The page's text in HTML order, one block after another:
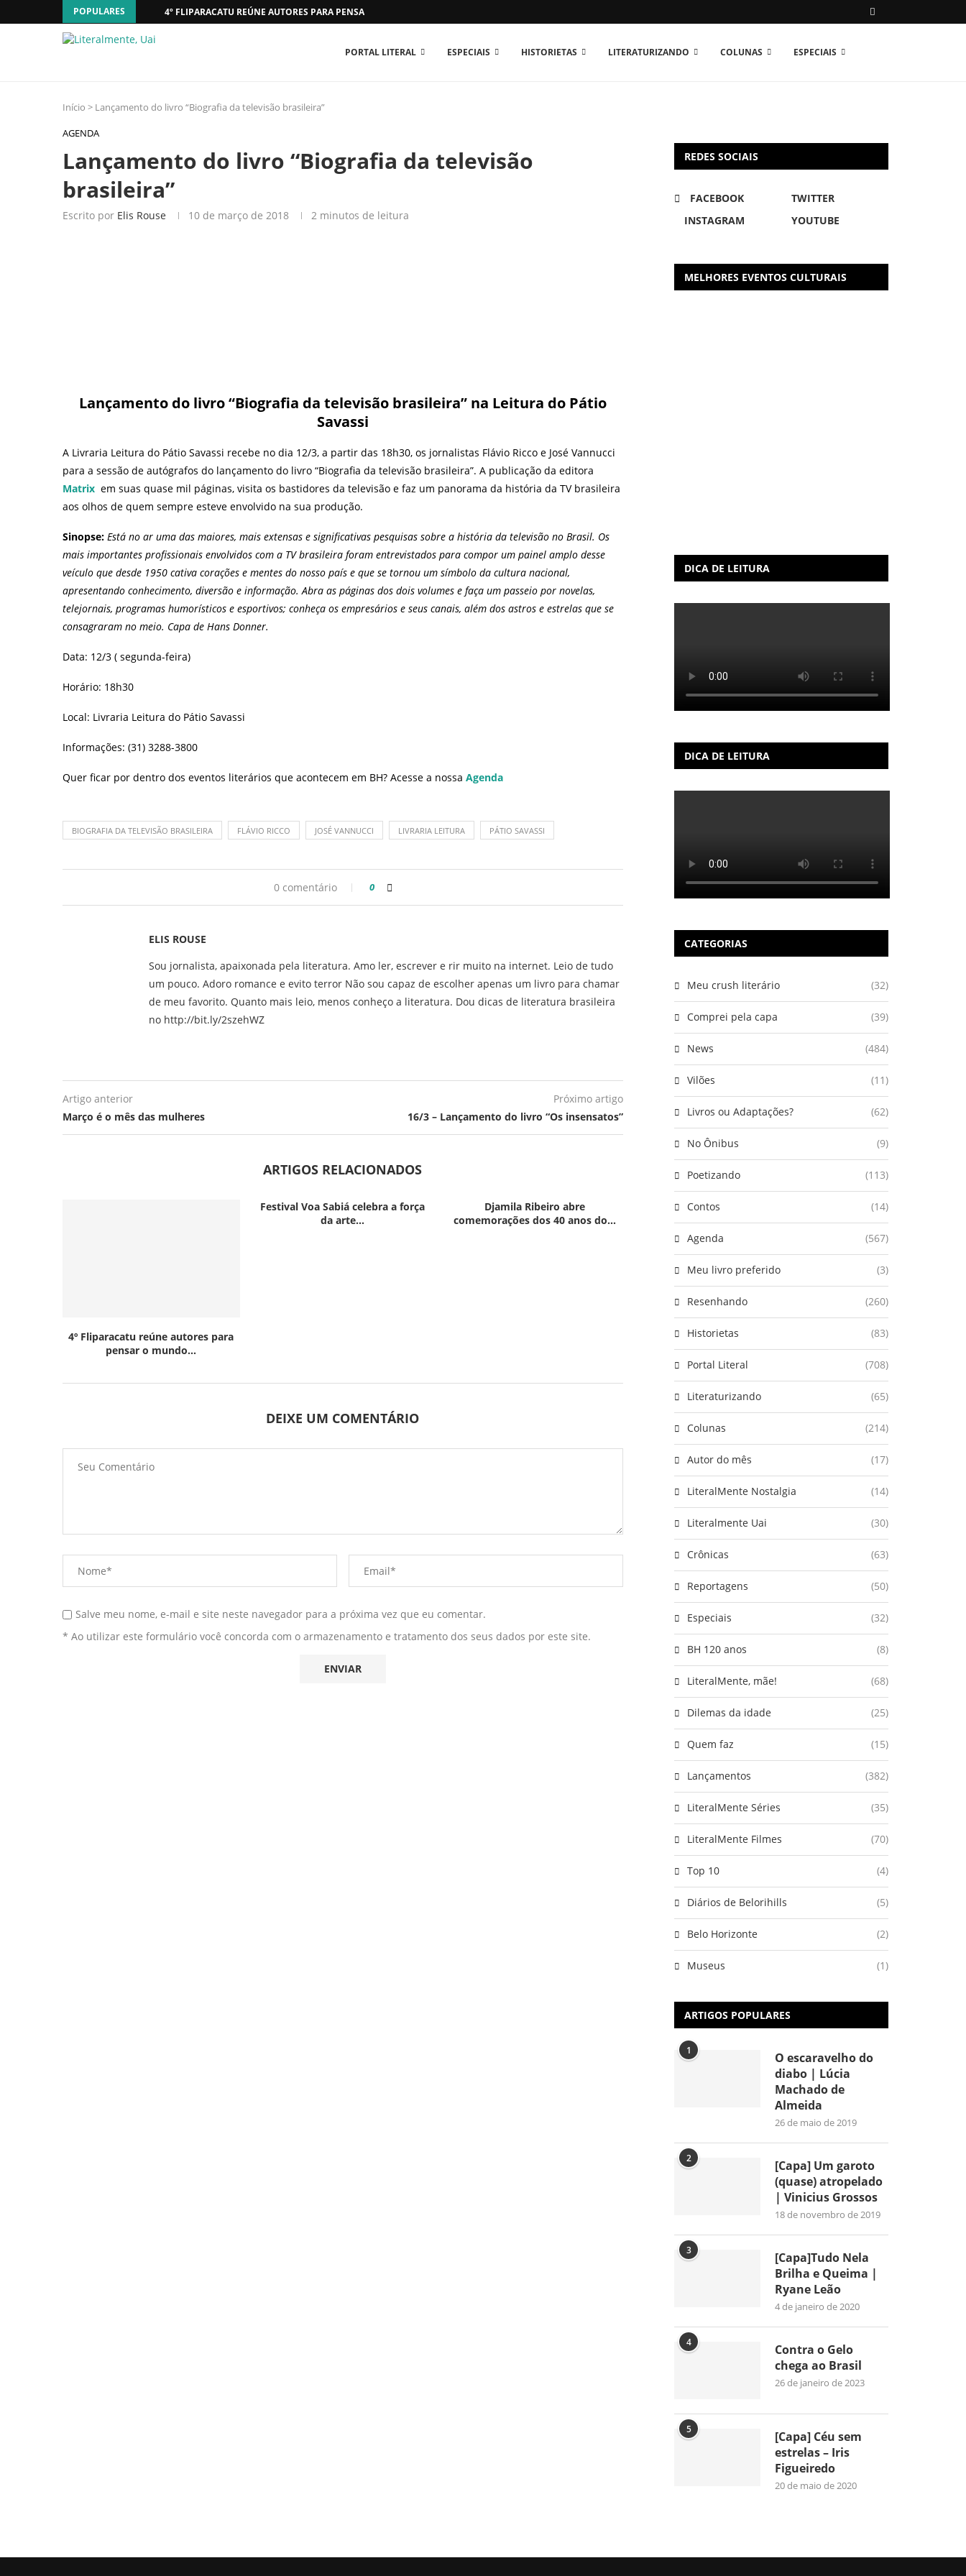
POPULARES 4º FLIPARACATU REÚNE AUTORES PARA PENSAR O MUNDO...
PORTAL LITERAL ESPECIAIS HISTORIETAS LITERATURIZANDO COLUNAS ESPECIAIS
Início > Lançamento do livro “Biografia da televisão brasileira”
AGENDA
Lançamento do livro “Biografia da televisão
brasileira”
Escrito por Elis Rouse 10 de março de 2018 2 minutos de leitura
Lançamento do livro “Biografia da televisão brasileira” na Leitura do Pátio
Savassi
A Livraria Leitura do Pátio Savassi recebe no dia 12/3, a partir das 18h30, os jornalistas Flávio Ricco e José Vannucci
para a sessão de autógrafos do lançamento do livro “Biografia da televisão brasileira”. A publicação da editora
Matrix em suas quase mil páginas, visita os bastidores da televisão e faz um panorama da história da TV brasileira
aos olhos de quem sempre esteve envolvido na sua produção.
Sinopse: Está no ar uma das maiores, mais extensas e significativas pesquisas sobre a história da televisão no Brasil. Os
mais importantes profissionais envolvidos com a TV brasileira foram entrevistados para compor um painel amplo desse
veículo que desde 1950 cativa corações e mentes do nosso país e que se tornou um símbolo da cultura nacional,
apresentando conhecimento, diversão e informação. Abra as páginas dos dois volumes e faça um passeio por novelas,
telejornais, programas humorísticos e esportivos; conheça os empresários e seus canais, além dos astros e estrelas que se
consagraram no meio. Capa de Hans Donner.
Data: 12/3 ( segunda-feira)
Horário: 18h30
Local: Livraria Leitura do Pátio Savassi
Informações: (31) 3288-3800
Quer ficar por dentro dos eventos literários que acontecem em BH? Acesse a nossa Agenda
BIOGRAFIA DA TELEVISÃO BRASILEIRA FLÁVIO RICCO JOSÉ VANNUCCI LIVRARIA LEITURA PÁTIO SAVASSI
0 comentário 0
ELIS ROUSE
Sou jornalista, apaixonada pela literatura. Amo ler, escrever e rir muito na internet. Leio de tudo
um pouco. Adoro romance e evito terror Não sou capaz de escolher apenas um livro para chamar
de meu favorito. Quanto mais leio, menos conheço a literatura. Dou dicas de literatura brasileira
no http://bit.ly/2szehWZ
Artigo anterior
Março é o mês das mulheres
Próximo artigo
16/3 – Lançamento do livro “Os insensatos”
ARTIGOS RELACIONADOS
4º Fliparacatu reúne autores para
pensar o mundo...
Festival Voa Sabiá celebra a força
da arte...
Djamila Ribeiro abre
comemorações dos 40 anos do...
DEIXE UM COMENTÁRIO
Salve meu nome, e-mail e site neste navegador para a próxima vez que eu comentar.
* Ao utilizar este formulário você concorda com o armazenamento e tratamento dos seus dados por este site.
REDES SOCIAIS
FACEBOOK
TWITTER
INSTAGRAM
YOUTUBE
MELHORES EVENTOS CULTURAIS
DICA DE LEITURA
DICA DE LEITURA
CATEGORIAS
Meu crush literário (32)
Comprei pela capa (39)
News (484)
Vilões (11)
Livros ou Adaptações? (62)
No Ônibus (9)
Poetizando (113)
Contos (14)
Agenda (567)
Meu livro preferido (3)
Resenhando (260)
Historietas (83)
Portal Literal (708)
Literaturizando (65)
Colunas (214)
Autor do mês (17)
LiteralMente Nostalgia (14)
Literalmente Uai (30)
Crônicas (63)
Reportagens (50)
Especiais (32)
BH 120 anos (8)
LiteralMente, mãe! (68)
Dilemas da idade (25)
Quem faz (15)
Lançamentos (382)
LiteralMente Séries (35)
LiteralMente Filmes (70)
Top 10 (4)
Diários de Belorihills (5)
Belo Horizonte (2)
Museus (1)
ARTIGOS POPULARES
1
O escaravelho do
diabo | Lúcia
Machado de
Almeida
26 de maio de 2019
2
[Capa] Um garoto
(quase) atropelado
| Vinicius Grossos
18 de novembro de 2019
3
[Capa]Tudo Nela
Brilha e Queima |
Ryane Leão
4 de janeiro de 2020
4
Contra o Gelo
chega ao Brasil
26 de janeiro de 2023
5
[Capa] Céu sem
estrelas – Iris
Figueiredo
20 de maio de 2020